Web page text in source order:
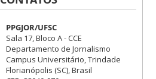
PPGJOR/UFSC
Sala 17, Bloco A - CCE
Departamento de Jornalismo
Campus Universitário, Trindade
Florianópolis (SC), Brasil